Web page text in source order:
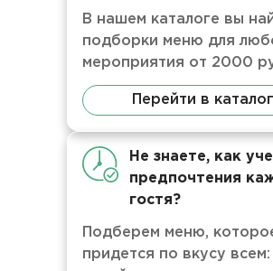
В нашем каталоге вы
подборки меню для
мероприятия от 2000
Перейти в каталог
Не знаете, как
предпочтения
гостя?
Подберем меню,
придется по вкусу всем: